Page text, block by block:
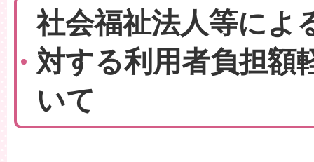
社会福祉法人等によ
対する利用者負担額
いて